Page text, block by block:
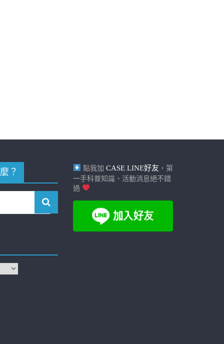
？ 點我加 CASE LINE好友 ，第
一手科普知識、活動消息絕不錯
過